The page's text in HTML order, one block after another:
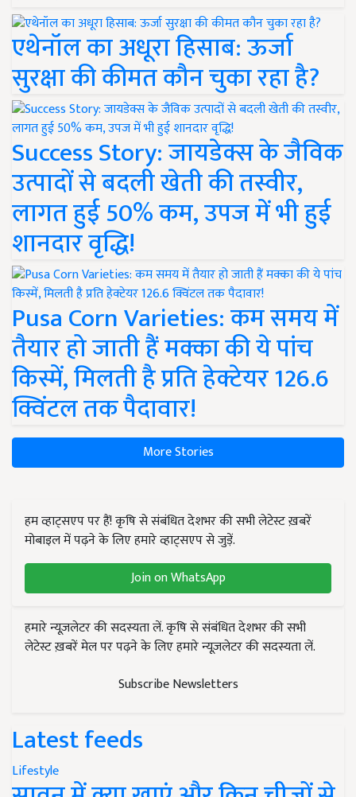
एथेनॉल का अधूरा हिसाब: ऊर्जा
सुरक्षा की कीमत कौन चुका रहा है?
Success Story: जायडेक्स के जैविक
उत्पादों से बदली खेती की तस्वीर,
लागत हुई 50% कम, उपज में भी हुई
शानदार वृद्धि!
Pusa Corn Varieties: कम समय में
तैयार हो जाती हैं मक्का की ये पांच
किस्में, मिलती है प्रति हेक्टेयर 126.6
क्विंटल तक पैदावार!
More Stories
हम व्हाट्सएप पर हैं! कृषि से संबंधित देशभर की सभी लेटेस्ट ख़बरें
मोबाइल में पढ़ने के लिए हमारे व्हाट्सएप से जुड़ें.
Join on WhatsApp
हमारे न्यूज़लेटर की सदस्यता लें. कृषि से संबंधित देशभर की सभी
लेटेस्ट ख़बरें मेल पर पढ़ने के लिए हमारे न्यूज़लेटर की सदस्यता लें.
Subscribe Newsletters
Latest feeds
Lifestyle